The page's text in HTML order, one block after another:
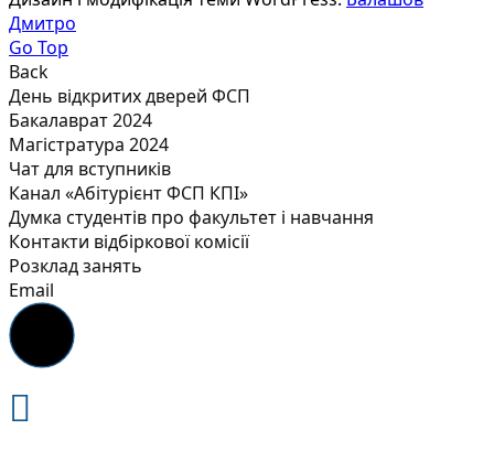
Дмитро
Go Top
Back
День відкритих дверей ФСП
Бакалаврат 2024
Магістратура 2024
Чат для вступників
Канал «Абітурієнт ФСП КПІ»
Думка студентів про факультет і навчання
Контакти відбіркової комісії
Розклад занять
Email